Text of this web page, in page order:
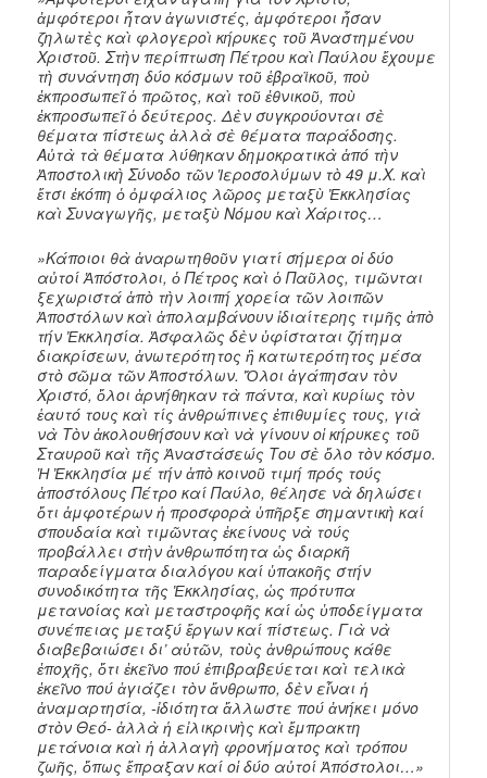
ἀμφότεροι ἦταν ἀγωνιστές, ἀμφότεροι ἦσαν
ζηλωτὲς καὶ φλογεροὶ κήρυκες τοῦ Ἀναστημένου
Χριστοῦ. Στὴν περίπτωση Πέτρου καὶ Παύλου ἔχουμε
τὴ συνάντηση δύο κόσμων τοῦ ἑβραϊκοῦ, ποὺ
ἐκπροσωπεῖ ὁ πρῶτος, καὶ τοῦ ἐθνικοῦ, ποὺ
ἐκπροσωπεῖ ὁ δεύτερος. Δὲν συγκρούονται σὲ
θέματα πίστεως ἀλλὰ σὲ θέματα παράδοσης.
Αὐτὰ τὰ θέματα λύθηκαν δημοκρατικὰ ἀπό τὴν
Ἀποστολικὴ Σύνοδο τῶν Ἱεροσολύμων τὸ 49 μ.Χ. καὶ
ἔτσι ἐκόπη ὁ ὀμφάλιος λῶρος μεταξὺ Ἐκκλησίας
καὶ Συναγωγῆς, μεταξὺ Νόμου καὶ Χάριτος…
»Κάποιοι θὰ ἀναρωτηθοῦν γιατί σήμερα οἱ δύο
αὐτοί Ἀπόστολοι, ὁ Πέτρος καὶ ὁ Παῦλος, τιμῶνται
ξεχωριστά ἀπὸ τὴν λοιπή χορεία τῶν λοιπῶν
Ἀποστόλων καὶ ἀπολαμβάνουν ἰδιαίτερης τιμῆς ἀπὸ
τήν Ἐκκλησία. Ἀσφαλῶς δὲν ὑφίσταται ζήτημα
διακρίσεων, ἀνωτερότητος ἢ κατωτερότητος μέσα
στὸ σῶμα τῶν Ἀποστόλων. Ὅλοι ἀγάπησαν τὸν
Χριστό, ὅλοι ἀρνήθηκαν τὰ πάντα, καὶ κυρίως τὸν
ἑαυτό τους καὶ τίς ἀνθρώπινες ἐπιθυμίες τους, γιὰ
νὰ Τὸν ἀκολουθήσουν καὶ νὰ γίνουν οἱ κήρυκες τοῦ
Σταυροῦ καὶ τῆς Ἀναστάσεώς Του σὲ ὅλο τὸν κόσμο.
Ἡ Ἐκκλησία μέ τήν ἀπὸ κοινοῦ τιμή πρός τούς
ἀποστόλους Πέτρο καί Παύλο, θέλησε νὰ δηλώσει
ὅτι ἀμφοτέρων ἡ προσφορὰ ὑπῆρξε σημαντικὴ καί
σπουδαία καὶ τιμῶντας ἐκείνους νὰ τούς
προβάλλει στὴν ἀνθρωπότητα ὡς διαρκῆ
παραδείγματα διαλόγου καί ὑπακοῆς στήν
συνοδικότητα τῆς Ἐκκλησίας, ὡς πρότυπα
μετανοίας καὶ μεταστροφῆς καί ὡς ὑποδείγματα
συνέπειας μεταξύ ἔργων καί πίστεως. Γιὰ νὰ
διαβεβαιώσει δι’ αὐτῶν, τοὺς ἀνθρώπους κάθε
ἐποχῆς, ὅτι ἐκεῖνο πού ἐπιβραβεύεται καὶ τελικὰ
ἐκεῖνο πού ἁγιάζει τὸν ἄνθρωπο, δὲν εἶναι ἡ
ἀναμαρτησία, -ἰδιότητα ἄλλωστε πού ἀνήκει μόνο
στὸν Θεό- ἀλλὰ ἡ εἰλικρινὴς καὶ ἔμπρακτη
μετάνοια καὶ ἡ ἀλλαγὴ φρονήματος καὶ τρόπου
ζωῆς, ὅπως ἔπραξαν καί οἱ δύο αὐτοί Ἀπόστολοι…»